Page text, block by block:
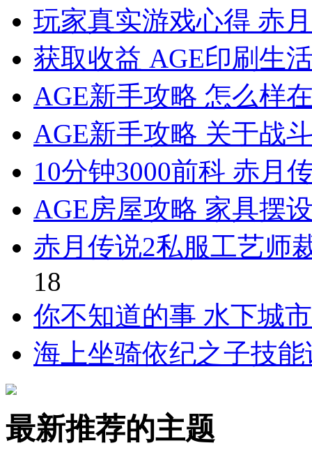
玩家真实游戏心得 赤
获取收益 AGE印刷生
AGE新手攻略 怎么样
AGE新手攻略 关于战
10分钟3000前科 赤月
AGE房屋攻略 家具摆
赤月传说2私服工艺师
18
你不知道的事 水下城
海上坐骑依纪之子技
最新推荐的主题